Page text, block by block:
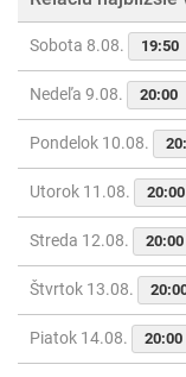
Sobota 8.08. 19:50
Nedeľa 9.08. 20:00
Pondelok 10.08.
Utorok 11.08. 20:00
Streda 12.08. 20:00
Štvrtok 13.08.
Piatok 14.08. 20:00